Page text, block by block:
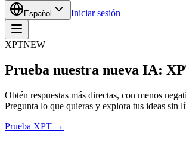
Español Iniciar sesión
XPTNEW
Prueba nuestra nueva IA:
Obtén respuestas más directas, con menos
Pregunta lo que quieras y explora tus ideas sin
Prueba XPT →